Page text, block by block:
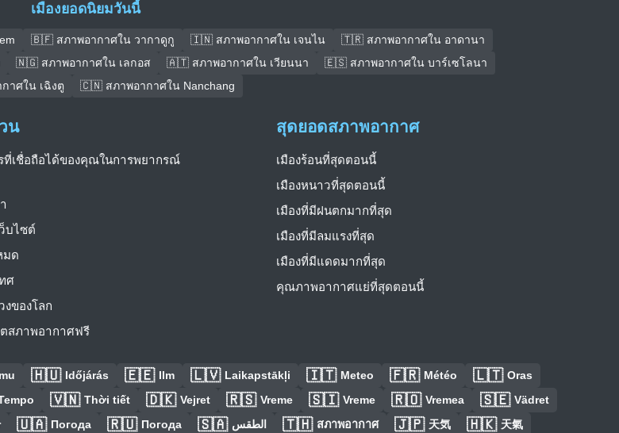
เมืองยอดนิยมวันนี้
🇧🇫 สภาพอากาศใน วากาดูกู 🇮🇳 สภาพอากาศใน เจนไน
🇹🇷 สภาพอากาศใน อาดานา
🇳🇬 สภาพอากาศใน เลกอส 🇦🇹 สภาพอากาศใน เวียนนา
🇪🇸 สภาพอากาศใน บาร์เซโลนา
าศใน เฉิงตู
🇨🇳 สภาพอากาศใน Nanchang
น
ที่เชื่อถือได้ของคุณในการพยากรณ์
บไซต์
มด
ศ
งของโลก
ตสภาพอากาศฟรี
สุดยอดสภาพอากาศ
เมืองร้อนที่สุดตอนนี้
เมืองหนาวที่สุดตอนนี้
เมืองที่มีฝนตกมากที่สุด
เมืองที่มีลมแรงที่สุด
เมืองที่มีแดดมากที่สุด
คุณภาพอากาศแย่ที่สุดตอนนี้
🇭🇺 Időjárás 🇪🇪 Ilm 🇱🇻 Laikapstākļi 🇮🇹 Meteo 🇫🇷 Météo 🇱🇹 Oras
🇻🇳 Thời tiết 🇩🇰 Vejret 🇷🇸 Vreme 🇸🇮 Vreme 🇷🇴 Vremea 🇸🇪 Vädret
🇺🇦 Погода 🇷🇺 Погода 🇸🇦 الطقس 🇹🇭 สภาพอากาศ 🇯🇵 天気 🇭🇰 天氣